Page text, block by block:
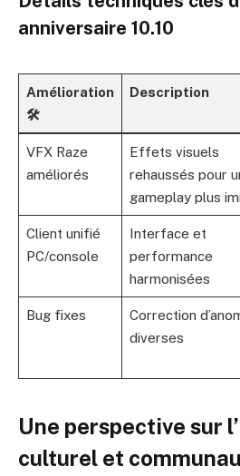
anniversaire 10.10
Amélioration
🛠️
Description
VFX Raze
améliorés
Effets visuels
rehaussés pour
gameplay plus
Client unifié
PC/console
Interface et
performance
harmonisées
Bug fixes
Correction
diverses
Une perspective sur
culturel et